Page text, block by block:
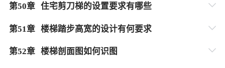
第50章 住宅剪刀梯的设置要求有哪些
第51章 楼梯踏步高宽的设计有何要求
第52章 楼梯剖面图如何识图